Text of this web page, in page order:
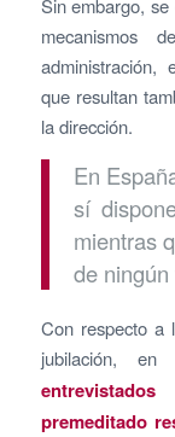
mecanismos
administración,
que resultan
la dirección.
En
sí
mientras
de
Con respecto a
jubilación,
premeditado